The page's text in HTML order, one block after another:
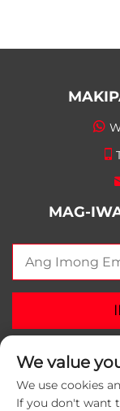
MAG-
We value
We use cookies
If you don't want